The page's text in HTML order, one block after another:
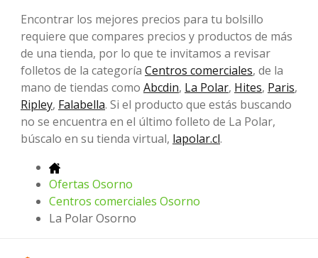
Encontrar los mejores precios para tu bolsillo
requiere que compares precios y productos de más
de una tienda, por lo que te invitamos a revisar
folletos de la categoría Centros comerciales, de la
mano de tiendas como Abcdin, La Polar, Hites, Paris,
Ripley, Falabella. Si el producto que estás buscando
no se encuentra en el último folleto de La Polar,
búscalo en su tienda virtual, lapolar.cl.
Ofertas Osorno
Centros comerciales Osorno
La Polar Osorno